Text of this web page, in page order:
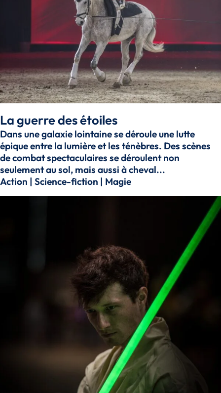
La guerre des étoiles
Dans une galaxie lointaine se déroule une lutte
épique entre la lumière et les ténèbres. Des scènes
de combat spectaculaires se déroulent non
seulement au sol, mais aussi à cheval...
Action | Science-fiction | Magie